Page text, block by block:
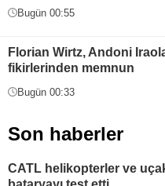
Bugün 00:55
Florian Wirtz, Andoni
fikirlerinden memnun
Bugün 00:33
Son haberler
CATL helikopterler ve